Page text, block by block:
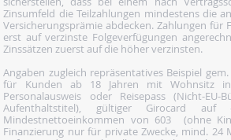
Zinsumfeld die Teilzahlungen mindestens die
Versicherungsprämie abdecken. Zahlungen für
erst auf verzinste Folgeverfügungen
Zinssätzen zuerst auf die höher verzinsten.
Angaben zugleich repräsentatives Beispiel gem.
für Kunden ab 18 Jahren mit Wohnsitz in
Personalausweis oder Reisepass (Nicht-
Aufenthaltstitel), gültiger Girocard auf
Mindestnettoeinkommen von 603  (ohne
Finanzierung nur für private Zwecke, mind. 24